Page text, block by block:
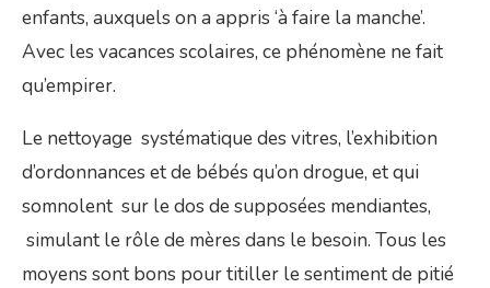
enfants, auxquels on a appris ‘à faire la manche’.
Avec les vacances scolaires, ce phénomène ne fait
qu’empirer.
Le nettoyage systématique des vitres, l’exhibition
d’ordonnances et de bébés qu’on drogue, et qui
somnolent sur le dos de supposées mendiantes,
simulant le rôle de mères dans le besoin. Tous les
moyens sont bons pour titiller le sentiment de pitié